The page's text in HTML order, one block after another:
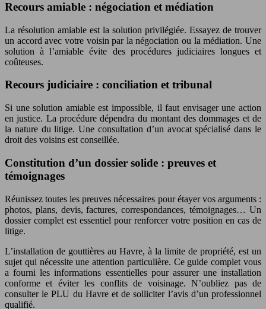
Recours amiable : négociation et médiation
La résolution amiable est la solution privilégiée. Essayez de trouver
un accord avec votre voisin par la négociation ou la médiation. Une
solution à l’amiable évite des procédures judiciaires longues et
coûteuses.
Recours judiciaire : conciliation et tribunal
Si une solution amiable est impossible, il faut envisager une action
en justice. La procédure dépendra du montant des dommages et de
la nature du litige. Une consultation d’un avocat spécialisé dans le
droit des voisins est conseillée.
Constitution d’un dossier solide : preuves et
témoignages
Réunissez toutes les preuves nécessaires pour étayer vos arguments :
photos, plans, devis, factures, correspondances, témoignages… Un
dossier complet est essentiel pour renforcer votre position en cas de
litige.
L’installation de gouttières au Havre, à la limite de propriété, est un
sujet qui nécessite une attention particulière. Ce guide complet vous
a fourni les informations essentielles pour assurer une installation
conforme et éviter les conflits de voisinage. N’oubliez pas de
consulter le PLU du Havre et de solliciter l’avis d’un professionnel
qualifié.